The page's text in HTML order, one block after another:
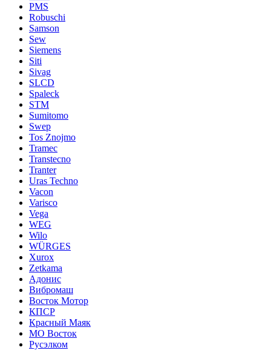
PMS
Robuschi
Samson
Sew
Siemens
Siti
Sivag
SLCD
Spaleck
STM
Sumitomo
Swep
Tos Znojmo
Tramec
Transtecno
Tranter
Uras Techno
Vacon
Varisco
Vega
WEG
Wilo
WÜRGES
Xurox
Zetkama
Адонис
Вибромаш
Восток Мотор
КПСР
Красный Маяк
МО Восток
Русэлком